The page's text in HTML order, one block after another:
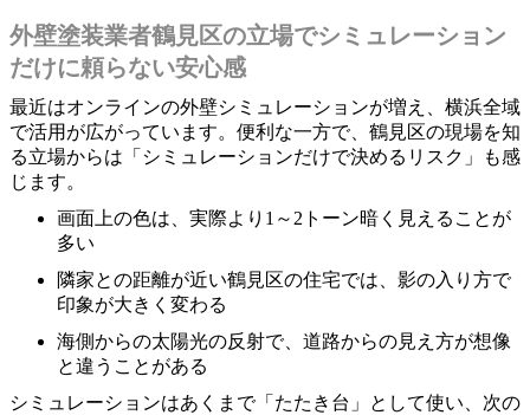
外壁塗装業者鶴見区の立場でシミュレーション
だけに頼らない安心感
最近はオンラインの外壁シミュレーションが増え、横浜全域
で活用が広がっています。便利な一方で、鶴見区の現場を知
る立場からは「シミュレーションだけで決めるリスク」も感
じます。
画面上の色は、実際より1～2トーン暗く見えることが
多い
隣家との距離が近い鶴見区の住宅では、影の入り方で
印象が大きく変わる
海側からの太陽光の反射で、道路からの見え方が想像
と違うことがある
シミュレーションはあくまで「たたき台」として使い、次の